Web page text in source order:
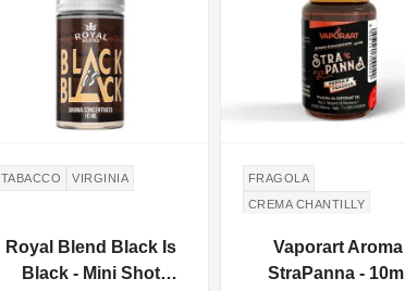
TABACCO VIRGINIA
Royal Blend Black Is
Black - Mini Shot
FRAGOLA
CREMA CHANTILLY
Vaporart Aroma
StraPanna - 10ml